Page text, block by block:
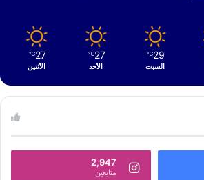
29
℃
السبت
27
℃
الأحد
27
℃
الأثنين
2,947
متابعين